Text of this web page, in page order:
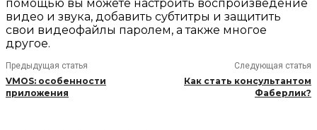
помощью вы можете настроить воспроизведение
видео и звука, добавить субтитры и защитить
свои видеофайлы паролем, а также многое
другое.
Предыдущая статья
VMOS: особенности
приложения
Следующая статья
Как стать консультантом
Фаберлик?